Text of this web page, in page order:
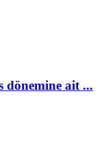
dönemine ait ...